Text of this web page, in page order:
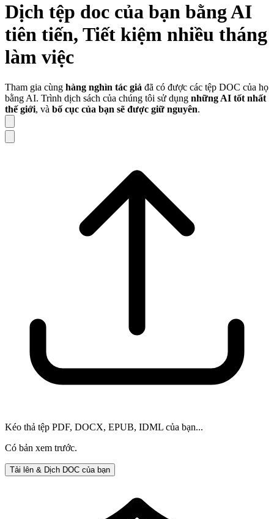
Dịch tệp doc của bạn bằng AI
tiên tiến, Tiết kiệm nhiều tháng
làm việc
Tham gia cùng hàng nghìn tác giả đã có được các tệp DOC của họ
bằng AI. Trình dịch sách của chúng tôi sử dụng những AI tốt nhất
thế giới, và bố cục của bạn sẽ được giữ nguyên.
Kéo thả tệp PDF, DOCX, EPUB, IDML của bạn...
Có bản xem trước.
Tải lên & Dịch DOC của bạn